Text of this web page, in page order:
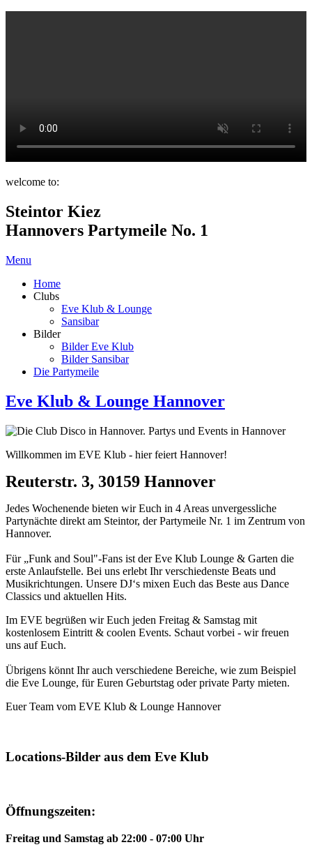
welcome to:
Steintor Kiez
Hannovers Partymeile No. 1
Menu
Home
Clubs
Eve Klub & Lounge
Sansibar
Bilder
Bilder Eve Klub
Bilder Sansibar
Die Partymeile
Eve Klub & Lounge Hannover
Willkommen im EVE Klub - hier feiert Hannover!
Reuterstr. 3, 30159 Hannover
Jedes Wochenende bieten wir Euch in 4 Areas unvergessliche
Partynächte direkt am Steintor, der Partymeile Nr. 1 im Zentrum von
Hannover.
Für „Funk and Soul"-Fans ist der Eve Klub Lounge & Garten die
erste Anlaufstelle. Bei uns erlebt Ihr verschiedenste Beats und
Musikrichtungen. Unsere DJ‘s mixen Euch das Beste aus Dance
Classics und aktuellen Hits.
Im EVE begrüßen wir Euch jeden Freitag & Samstag mit
kostenlosem Eintritt & coolen Events. Schaut vorbei - wir freuen
uns auf Euch.
Übrigens könnt Ihr auch verschiedene Bereiche, wie zum Beispiel
die Eve Lounge, für Euren Geburtstag oder private Party mieten.
Euer Team vom EVE Klub & Lounge Hannover
Locations-Bilder aus dem Eve Klub
Öffnungszeiten:
Freitag und Samstag ab 22:00 - 07:00 Uhr